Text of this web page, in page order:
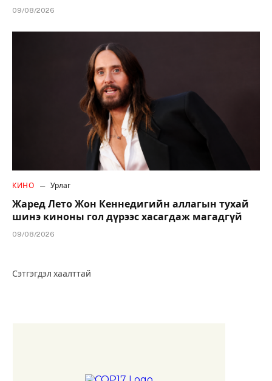
09/08/2026
КИНО Урлаг
Жаред Лето Жон Кеннедигийн аллагын тухай
шинэ киноны гол дүрээс хасагдаж магадгүй
09/08/2026
Сэтгэгдэл хаалттай